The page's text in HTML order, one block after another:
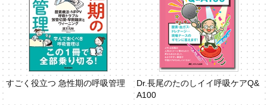
すごく役立つ 急性期の呼吸管理
Dr.長尾のたのしイイ呼吸ケアQ&
A100